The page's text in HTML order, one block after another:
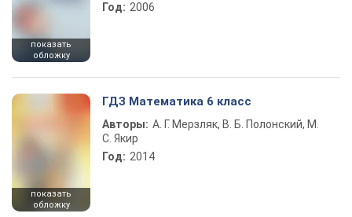
показать
обложку
Год: 2006
показать
обложку
ГДЗ Математика 6 класс
Авторы: А. Г. Мерзляк, В. Б. Полонский, М.
С. Якир
Год: 2014